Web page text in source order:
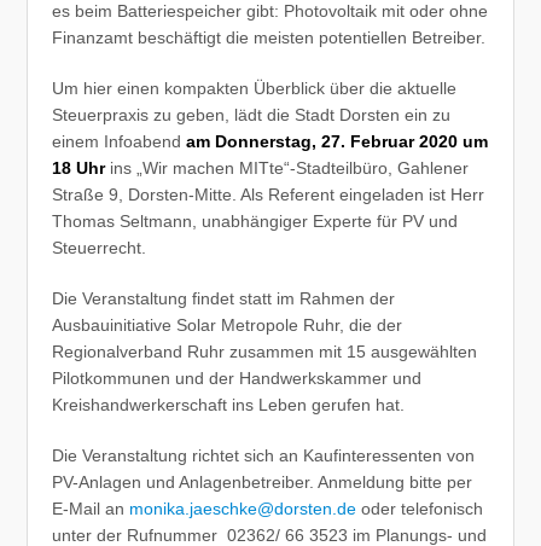
es beim Batteriespeicher gibt: Photovoltaik mit oder ohne
Finanzamt beschäftigt die meisten potentiellen Betreiber.
Um hier einen kompakten Überblick über die aktuelle
Steuerpraxis zu geben, lädt die Stadt Dorsten ein zu
einem Infoabendam Donnerstag, 27. Februar 2020 um
18 Uhr ins „Wir machen MITte“-Stadteilbüro, Gahlener
Straße 9, Dorsten-Mitte. Als Referent eingeladen ist Herr
Thomas Seltmann, unabhängiger Experte für PV und
Steuerrecht.
Die Veranstaltung findet statt im Rahmen der
Ausbauinitiative Solar Metropole Ruhr, die der
Regionalverband Ruhr zusammen mit 15 ausgewählten
Pilotkommunen und der Handwerkskammer und
Kreishandwerkerschaft ins Leben gerufen hat.
Die Veranstaltung richtet sich an Kaufinteressenten von
PV-Anlagen und Anlagenbetreiber. Anmeldung bitte per
E-Mail an monika.jaeschke@dorsten.de oder telefonisch
unter der Rufnummer 02362/ 66 3523 im Planungs- und